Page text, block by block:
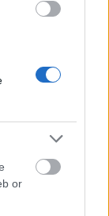
or
mert a
egy
hogy